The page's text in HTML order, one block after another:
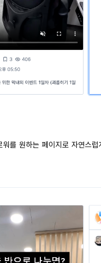
를 원하는 페이지로 자연스